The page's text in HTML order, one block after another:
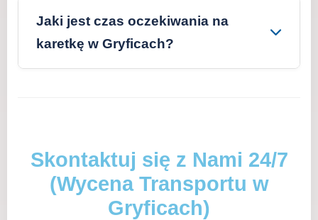
Jaki jest czas oczekiwania na
karetkę w Gryficach?
Skontaktuj się z Nami 24/7
(Wycena Transportu w
Gryficach)